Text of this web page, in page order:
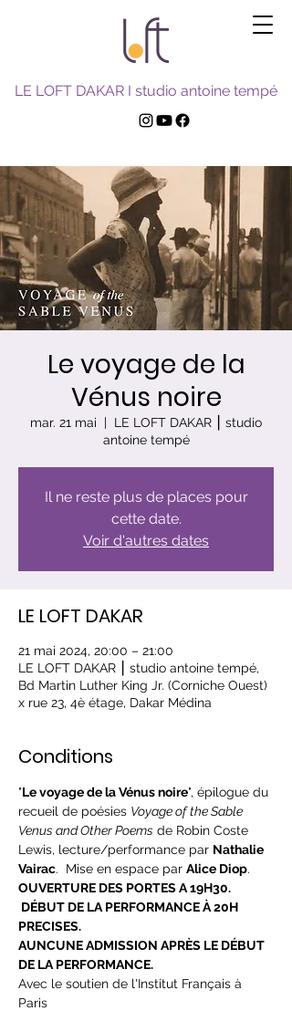
LE LOFT DAKAR I studio antoine tempé
Le voyage de la
Vénus noire
mar. 21 mai
  |
LE LOFT DAKAR ⎮ studio
antoine tempé
Il ne reste plus de places pour
cette date.
Voir d'autres dates
LE LOFT DAKAR
21 mai 2024, 20:00 – 21:00
LE LOFT DAKAR ⎮ studio antoine tempé,
Bd Martin Luther King Jr. (Corniche Ouest)
x rue 23, 4è étage, Dakar Médina
Conditions
"Le voyage de la Vénus noire", épilogue du
recueil de poésies Voyage of the Sable
Venus and Other Poems de Robin Coste
Lewis, lecture/performance par Nathalie
Vairac.  Mise en espace par Alice Diop.
OUVERTURE DES PORTES A 19H30.
DÉBUT DE LA PERFORMANCE À 20H
PRECISES.
AUNCUNE ADMISSION APRÈS LE DÉBUT
DE LA PERFORMANCE.
Avec le soutien de l'Institut Français à
Paris